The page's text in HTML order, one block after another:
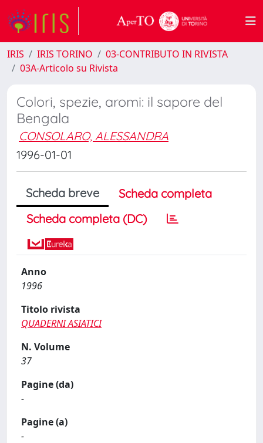
IRIS IRIS TORINO
03-CONTRIBUTO IN RIVISTA
03A-Articolo su Rivista
Colori, spezie, aromi: il sapore del
Bengala
CONSOLARO, ALESSANDRA
1996-01-01
Scheda breve
Scheda completa
Scheda completa (DC)
Anno
1996
Titolo rivista
QUADERNI ASIATICI
N. Volume
37
Pagine (da)
-
Pagine (a)
-